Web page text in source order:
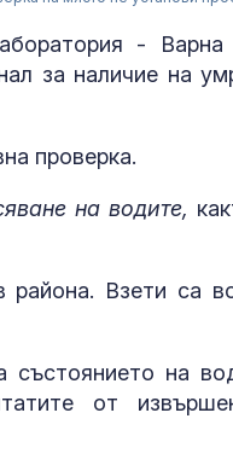
-
за наличие на
проверка.
на водите,
района. Взети са
състоянието на
от
космически